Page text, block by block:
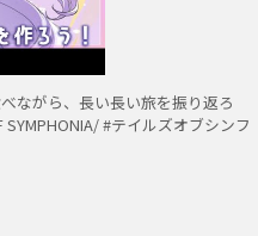
ながら、長い長い旅を振り返ろ
#テイルズオブシンフ